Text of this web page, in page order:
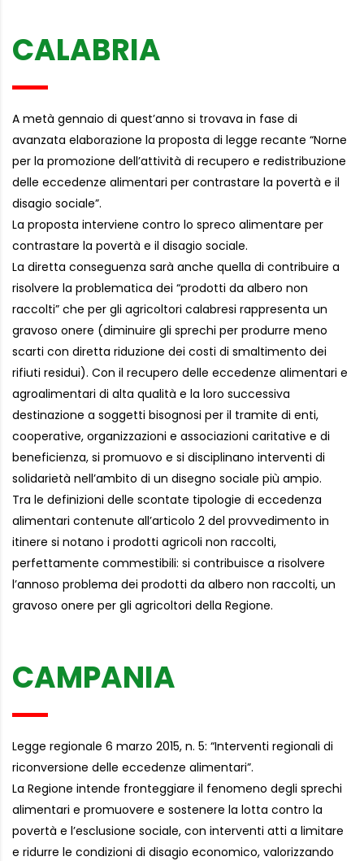
CALABRIA
A metà gennaio di quest’anno si trovava in fase di
avanzata elaborazione la proposta di legge recante “Norne
per la promozione dell’attività di recupero e redistribuzione
delle eccedenze alimentari per contrastare la povertà e il
disagio sociale”.
La proposta interviene contro lo spreco alimentare per
contrastare la povertà e il disagio sociale.
La diretta conseguenza sarà anche quella di contribuire a
risolvere la problematica dei “prodotti da albero non
raccolti” che per gli agricoltori calabresi rappresenta un
gravoso onere (diminuire gli sprechi per produrre meno
scarti con diretta riduzione dei costi di smaltimento dei
rifiuti residui). Con il recupero delle eccedenze alimentari e
agroalimentari di alta qualità e la loro successiva
destinazione a soggetti bisognosi per il tramite di enti,
cooperative, organizzazioni e associazioni caritative e di
beneficienza, si promuovo e si disciplinano interventi di
solidarietà nell’ambito di un disegno sociale più ampio.
Tra le definizioni delle scontate tipologie di eccedenza
alimentari contenute all’articolo 2 del provvedimento in
itinere si notano i prodotti agricoli non raccolti,
perfettamente commestibili: si contribuisce a risolvere
l’annoso problema dei prodotti da albero non raccolti, un
gravoso onere per gli agricoltori della Regione.
CAMPANIA
Legge regionale 6 marzo 2015, n. 5: “Interventi regionali di
riconversione delle eccedenze alimentari”.
La Regione intende fronteggiare il fenomeno degli sprechi
alimentari e promuovere e sostenere la lotta contro la
povertà e l’esclusione sociale, con interventi atti a limitare
e ridurre le condizioni di disagio economico, valorizzando